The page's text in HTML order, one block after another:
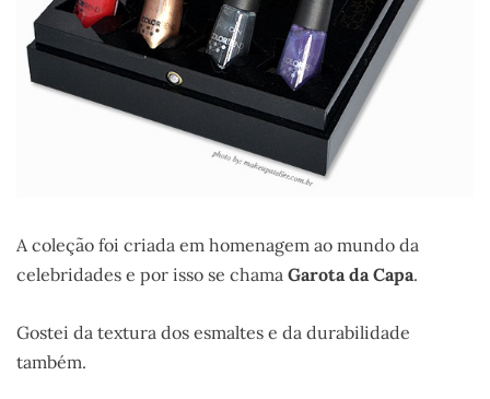
A coleção foi criada em homenagem ao mundo da
celebridades e por isso se chama Garota da Capa.
Gostei da textura dos esmaltes e da durabilidade
também.